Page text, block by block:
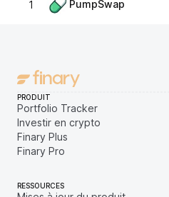
1 PumpSwap
PRODUIT
Portfolio Tracker
Investir en crypto
Finary Plus
Finary Pro
RESSOURCES